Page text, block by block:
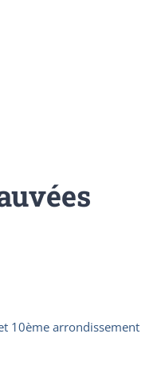
10ème arrondissement